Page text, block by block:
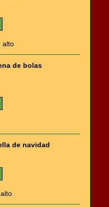
alto
de bolas
de navidad